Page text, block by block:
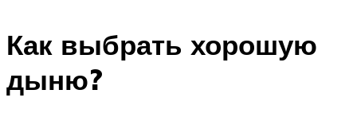
Как выбрать хорошую
дыню?